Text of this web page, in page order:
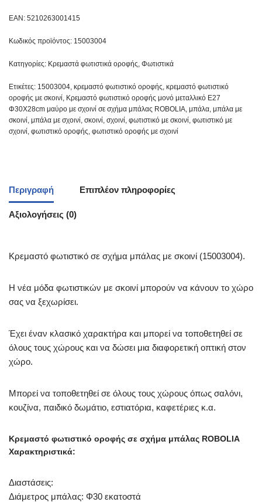
EAN: 5210263001415
Κωδικός προϊόντος: 15003004
Κατηγορίες: Κρεμαστά φωτιστικά οροφής, Φωτιστικά
Ετικέτες: 15003004, κρεμαστό φωτιστικό οροφής, κρεμαστό φωτιστικό
οροφής με σκοινί, Κρεμαστό φωτιστικό οροφής μονό μεταλλικό Ε27
Φ30Χ28cm μαύρο με σχοινί σε σχήμα μπάλας ROBOLIA, μπάλα, μπάλα με
σκοινί, μπάλα με σχοινί, σκοινί, σχοινί, φωτιστικό με σκοινί, φωτιστικό με
σχοινί, φωτιστικό οροφής, φωτιστικό οροφής με σχοινί
Περιγραφή Επιπλέον πληροφορίες
Αξιολογήσεις (0)
Κρεμαστό φωτιστικό σε σχήμα μπάλας με σκοινί (15003004).
Η νέα μόδα φωτιστικών με σκοινί μπορούν να κάνουν το χώρο
σας να ξεχωρίσει.
Έχει έναν κλασικό χαρακτήρα και μπορεί να τοποθετηθεί σε
όλους τους χώρους και να δώσει μια διαφορετική οπτική στον
χώρο.
Μπορεί να τοποθετηθεί σε όλους τους χώρους όπως σαλόνι,
κουζίνα, παιδικό δωμάτιο, εστιατόρια, καφετέριες κ.α.
Κρεμαστό φωτιστικό οροφής σε σχήμα μπάλας ROBOLIA
Χαρακτηριστικά:
Διαστάσεις:
Διάμετρος μπάλας: Φ30 εκατοστά